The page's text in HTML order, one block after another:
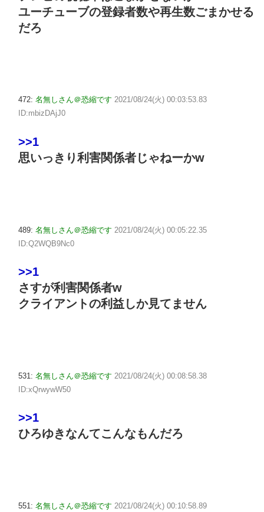
ユーチューブの登録者数や再生数ごまかせる
だろ
472: 名無しさん＠恐縮です 2021/08/24(火) 00:03:53.83
ID:mbizDAjJ0
>>1
思いっきり利害関係者じゃねーかw
489: 名無しさん＠恐縮です 2021/08/24(火) 00:05:22.35
ID:Q2WQB9Nc0
>>1
さすが利害関係者w
クライアントの利益しか見てません
531: 名無しさん＠恐縮です 2021/08/24(火) 00:08:58.38
ID:xQrwywW50
>>1
ひろゆきなんてこんなもんだろ
551: 名無しさん＠恐縮です 2021/08/24(火) 00:10:58.89